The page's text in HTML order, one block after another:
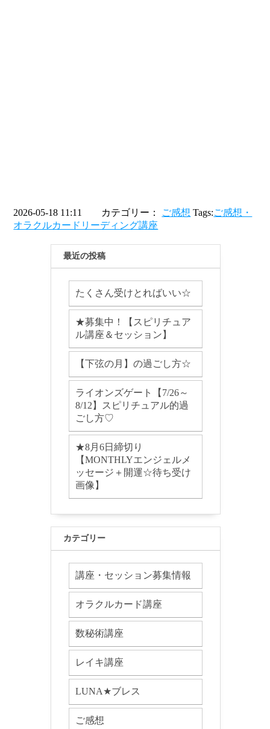
2026-05-18 11:11 カテゴリー： ご感想 Tags:ご感想・
オラクルカードリーディング講座
最近の投稿
たくさん受けとればいい☆
★募集中！【スピリチュア
ル講座＆セッション】
【下弦の月】の過ごし方☆
ライオンズゲート【7/26～
8/12】スピリチュアル的過
ごし方♡
★8月6日締切り
【MONTHLYエンジェルメ
ッセージ＋開運☆待ち受け
画像】
カテゴリー
講座・セッション募集情報
オラクルカード講座
数秘術講座
レイキ講座
LUNA★ブレス
ご感想